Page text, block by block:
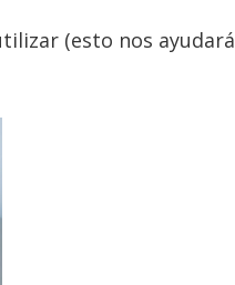
(esto nos ayudará